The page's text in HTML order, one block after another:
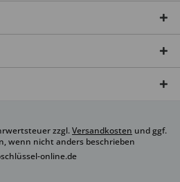
zzgl.Versandkosten und ggf.
wenn nicht anders beschrieben
online.de